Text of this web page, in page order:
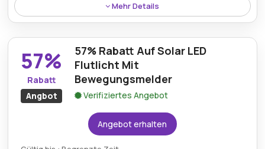
Mehr Details
Sparen Sie bis zu 67% beim LED-Panel Square 12 W
750 lm, das Farbwechselfunktionen und Effizienz für
den Heim- und Bürogebrauch bietet.
57%
Rabatt
Angbot
57% Rabatt Auf Solar LED
Flutlicht Mit
Bewegungsmelder
Verifiziertes Angebot
Angebot erhalten